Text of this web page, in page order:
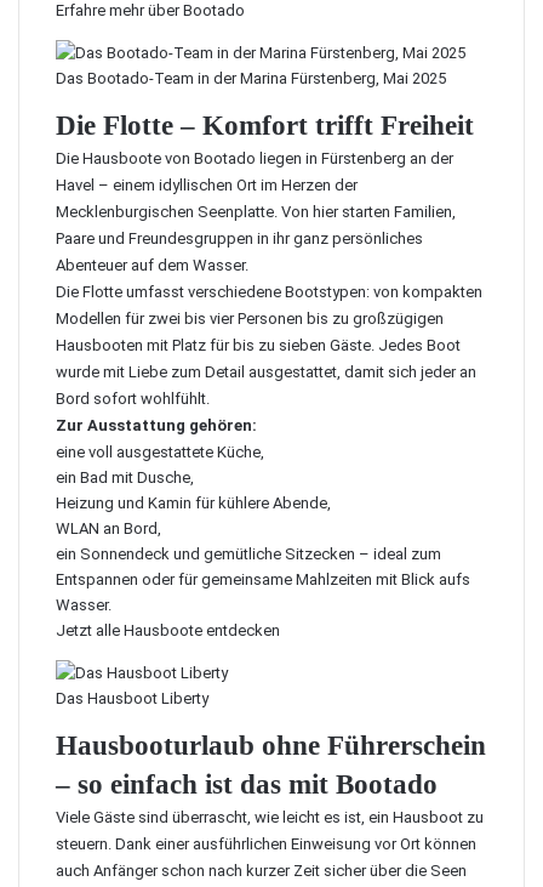
Erfahre mehr über Bootado
Das Bootado-Team in der Marina Fürstenberg, Mai 2025
Die Flotte – Komfort trifft Freiheit
Die Hausboote von Bootado liegen in Fürstenberg an der
Havel – einem idyllischen Ort im Herzen der
Mecklenburgischen Seenplatte. Von hier starten Familien,
Paare und Freundesgruppen in ihr ganz persönliches
Abenteuer auf dem Wasser.
Die Flotte umfasst verschiedene Bootstypen: von kompakten
Modellen für zwei bis vier Personen bis zu großzügigen
Hausbooten mit Platz für bis zu sieben Gäste. Jedes Boot
wurde mit Liebe zum Detail ausgestattet, damit sich jeder an
Bord sofort wohlfühlt.
Zur Ausstattung gehören:
eine voll ausgestattete Küche,
ein Bad mit Dusche,
Heizung und Kamin für kühlere Abende,
WLAN an Bord,
ein Sonnendeck und gemütliche Sitzecken – ideal zum
Entspannen oder für gemeinsame Mahlzeiten mit Blick aufs
Wasser.
Jetzt alle Hausboote entdecken
Das Hausboot Liberty
Hausbooturlaub ohne Führerschein
– so einfach ist das mit Bootado
Viele Gäste sind überrascht, wie leicht es ist, ein Hausboot zu
steuern. Dank einer ausführlichen Einweisung vor Ort können
auch Anfänger schon nach kurzer Zeit sicher über die Seen